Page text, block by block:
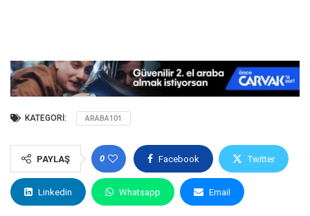
KATEGORI: ARABA101
PAYLAŞ 0 Facebook Twitter
Linkedin Whatsapp Email